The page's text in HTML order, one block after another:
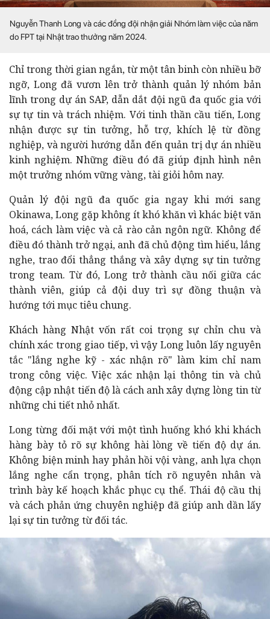
Nguyễn Thanh Long và các đồng đội nhận giải Nhóm làm việc của năm
do FPT tại Nhật trao thưởng năm 2024.
Chỉ trong thời gian ngắn, từ một tân binh còn nhiều bỡ
ngỡ, Long đã vươn lên trở thành quản lý nhóm bản
lĩnh trong dự án SAP, dẫn dắt đội ngũ đa quốc gia với
sự tự tin và trách nhiệm. Với tinh thần cầu tiến, Long
nhận được sự tin tưởng, hỗ trợ, khích lệ từ đồng
nghiệp, và người hướng dẫn đến quản trị dự án nhiều
kinh nghiệm. Những điều đó đã giúp định hình nên
một trưởng nhóm vững vàng, tài giỏi hôm nay.
Quản lý đội ngũ đa quốc gia ngay khi mới sang
Okinawa, Long gặp không ít khó khăn vì khác biệt văn
hoá, cách làm việc và cả rào cản ngôn ngữ. Không để
điều đó thành trở ngại, anh đã chủ động tìm hiểu, lắng
nghe, trao đổi thẳng thắng và xây dựng sự tin tưởng
trong team. Từ đó, Long trở thành cầu nối giữa các
thành viên, giúp cả đội duy trì sự đồng thuận và
hướng tới mục tiêu chung.
Khách hàng Nhật vốn rất coi trọng sự chỉn chu và
chính xác trong giao tiếp, vì vậy Long luôn lấy nguyên
tắc "lắng nghe kỹ - xác nhận rõ" làm kim chỉ nam
trong công việc. Việc xác nhận lại thông tin và chủ
động cập nhật tiến độ là cách anh xây dựng lòng tin từ
những chi tiết nhỏ nhất.
Long từng đối mặt với một tình huống khó khi khách
hàng bày tỏ rõ sự không hài lòng về tiến độ dự án.
Không biện minh hay phản hồi vội vàng, anh lựa chọn
lắng nghe cẩn trọng, phân tích rõ nguyên nhân và
trình bày kế hoạch khắc phục cụ thể. Thái độ cầu thị
và cách phản ứng chuyên nghiệp đã giúp anh dần lấy
lại sự tin tưởng từ đối tác.